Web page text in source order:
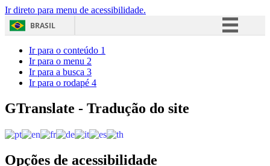
Ir direto para menu de acessibilidade.
BRASIL
Acesso à informação
Ir para o conteúdo 1
Ir para o menu 2
Ir para a busca 3
Ir para o rodapé 4
GTranslate - Tradução do site
Opções de acessibilidade